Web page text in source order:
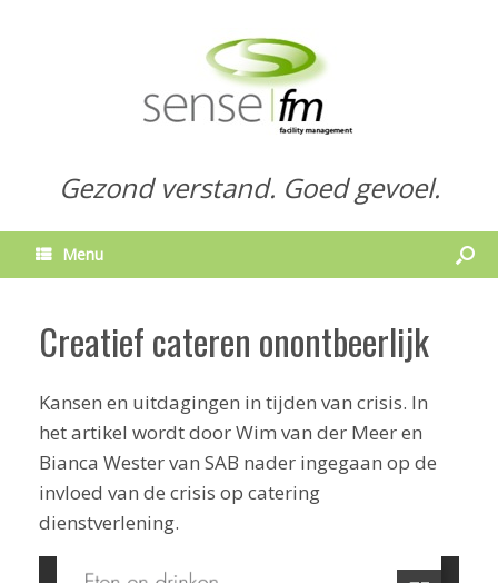
Gezond verstand. Goed gevoel.
Menu
Creatief cateren onontbeerlijk
Kansen en uitdagingen in tijden van crisis. In
het artikel wordt door Wim van der Meer en
Bianca Wester van SAB nader ingegaan op de
invloed van de crisis op catering
dienstverlening.